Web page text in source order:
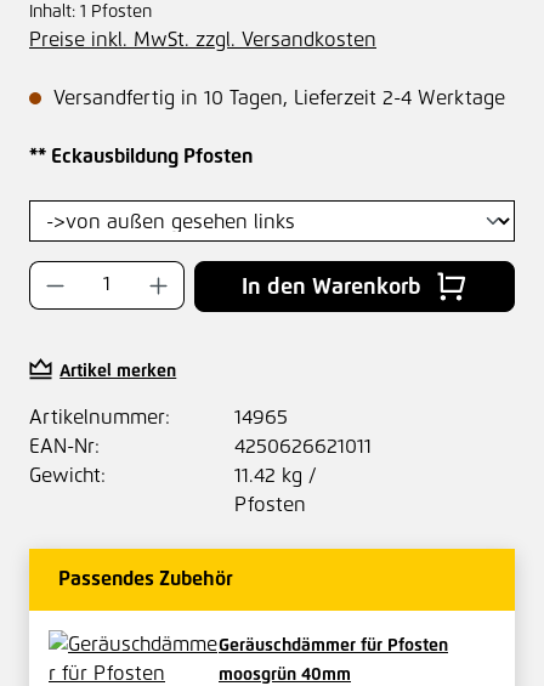
Inhalt: 1 Pfosten
Preise inkl. MwSt. zzgl. Versandkosten
Versandfertig in 10 Tagen, Lieferzeit 2-4 Werktage
** Eckausbildung Pfostenauswählen
Produkt Anzahl: Gib den gewünschten
In den Warenkorb
Artikel merken
Artikelnummer:
14965
EAN-Nr:
4250626621011
Gewicht:
11.42 kg /
Pfosten
Passendes Zubehör
Geräuschdämmer für Pfosten
moosgrün 40mm